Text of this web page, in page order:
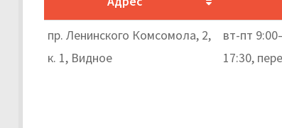
пр. Ленинского Комсомола, 2,
к. 1, Видное
вт-пт
17:30,